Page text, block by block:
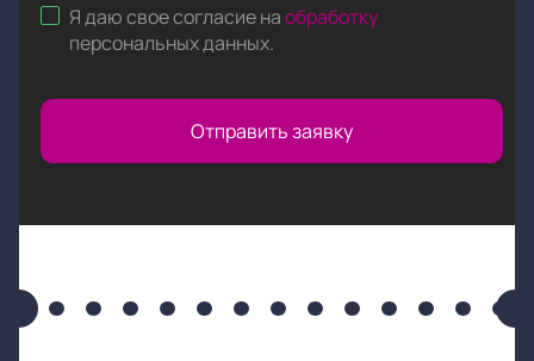
Я даю свое согласие наобработку
персональных данных.
Отправить заявку